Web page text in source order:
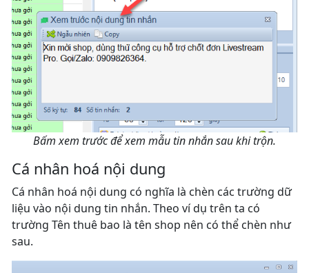
Bấm xem trước để xem mẫu tin nhắn sau khi trộn.
Cá nhân hoá nội dung
Cá nhân hoá nội dung có nghĩa là chèn các trường dữ
liệu vào nội dung tin nhắn. Theo ví dụ trên ta có
trường Tên thuê bao là tên shop nên có thể chèn như
sau.